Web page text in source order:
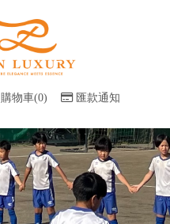
購物車(0) 匯款通知